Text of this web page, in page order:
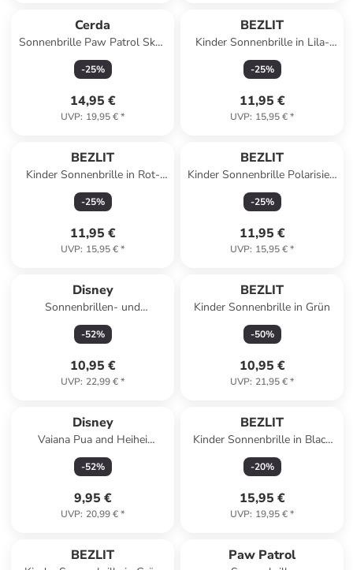
Cerda
Sonnenbrille Paw Patrol Skye
in Bunt
-25%
14,95 €
UVP: 19,95 €*
BEZLIT
Kinder Sonnenbrille in Lila-
Schwarz
-25%
11,95 €
UVP: 15,95 €*
BEZLIT
Kinder Sonnenbrille in Rot-
Schwarz
-25%
11,95 €
UVP: 15,95 €*
BEZLIT
Kinder Sonnenbrille Polarisiert
in Lila-Gelb
-25%
11,95 €
UVP: 15,95 €*
Disney
Sonnenbrillen- und
Haarzubehör-Set
-52%
10,95 €
UVP: 22,99 €*
BEZLIT
Kinder Sonnenbrille in Grün
-50%
10,95 €
UVP: 21,95 €*
Disney
Vaiana Pua and Heihei
Sonnenbrille
-52%
9,95 €
UVP: 20,99 €*
BEZLIT
Kinder Sonnenbrille in Black
Red - Rot
-20%
15,95 €
UVP: 19,95 €*
BEZLIT Paw Patrol